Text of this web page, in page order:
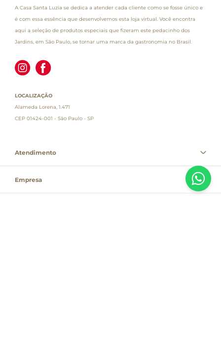
A Casa Santa Luzia se dedica a atender cada cliente como se fosse único e
é com essa essência que desenvolvemos esta loja virtual. Você encontra
aqui a seleção de produtos especiais que fizeram este pedacinho dos
Jardins, em São Paulo, se tornar uma marca da gastronomia no Brasil.
LOCALIZAÇÃO
Alameda Lorena, 1.471
CEP 01424-001 - São Paulo - SP
Atendimento
Empresa